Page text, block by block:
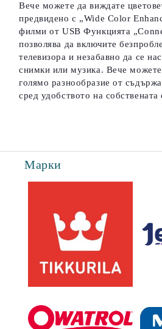
Вече можете да виждате
предвидено с „Wide Color
филми от USB Функцията
позволява да включите
телевизора и незабавно да се
снимки или музика. Вече можете
голямо разнообразие от
сред удобството на собствената
Марки